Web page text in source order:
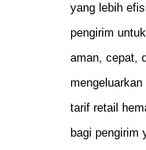
yang lebih
pengirim
aman, cepat,
tarif retail
bagi pengirim